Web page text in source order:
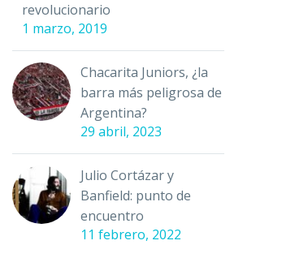
revolucionario
1 marzo, 2019
Chacarita Juniors, ¿la
barra más peligrosa de
Argentina?
29 abril, 2023
Julio Cortázar y
Banfield: punto de
encuentro
11 febrero, 2022